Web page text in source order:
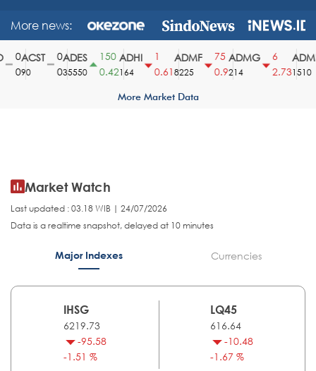
More news:
ACST
90
ADES
35550
150
0.42
ADHI
164
0.61
ADMF
8225
75
0.9
ADMG
214
2.73
ADMR
1510
More Market Data
Market Watch
Last updated : 03.18 WIB | 24/07/2026
Data is a realtime snapshot, delayed at 10 minutes
Major Indexes Currencies
IHSG
6219.73
-95.58
-1.51 %
LQ45
616.64
-10.48
-1.67 %